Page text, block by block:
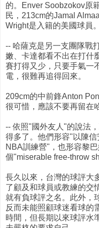
的。Enver Soobzokov原
民，213cm的Jamal
Wright是入籍的美國球員。
-- 哈薩克是另一支團隊戰
嫩、卡達都看不出在打什
賽打得又少，只要手氣一
電，很難再追得回來。
209cm的中前鋒Anton
很可惜，應該不要再留在
-- 依照"國外友人"的說法
得多了。他們形容"以陳
NBA訓練營"，也形容黎
個"miserable free-throw
長久以來，台灣的球評大
了顧及和球員或教練的交
就有負球評之名。此外，
反而未能照顧球迷看球的
時間，但長期以來球評水